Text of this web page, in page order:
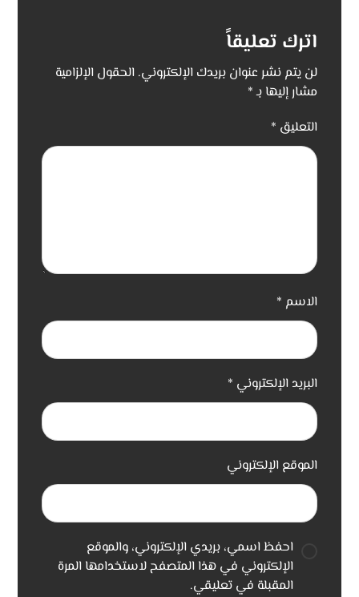
اترك تعليقاً
لن يتم نشر عنوان بريدك الإلكتروني. الحقول الإلزامية
مشار إليها بـ*
التعليق *
الاسم *
البريد الإلكتروني *
الموقع الإلكتروني
احفظ اسمي، بريدي الإلكتروني، والموقع
الإلكتروني في هذا المتصفح لاستخدامها المرة
المقبلة في تعليقي.